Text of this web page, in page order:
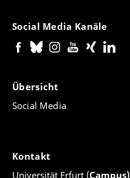
Social Media Kanäle
Übersicht
Social Media
Kontakt
Universität Erfurt (Campus)